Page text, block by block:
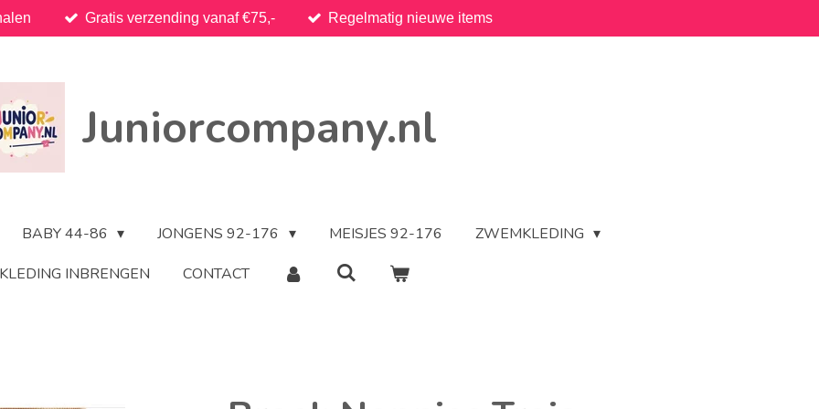
Gratis verzending vanaf €75,- Regelmatig nieuwe items
Juniorcompany.nl
BABY 44-86 JONGENS 92-176 MEISJES 92-176
ZWEMKLEDING
KLEDING INBRENGEN
CONTACT